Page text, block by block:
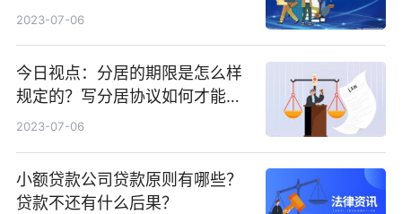
工资？
2023-07-06
今日视点：分居的期限是怎么样
规定的？写分居协议如何才能有
效？
2023-07-06
小额贷款公司贷款原则有哪些？
贷款不还有什么后果？